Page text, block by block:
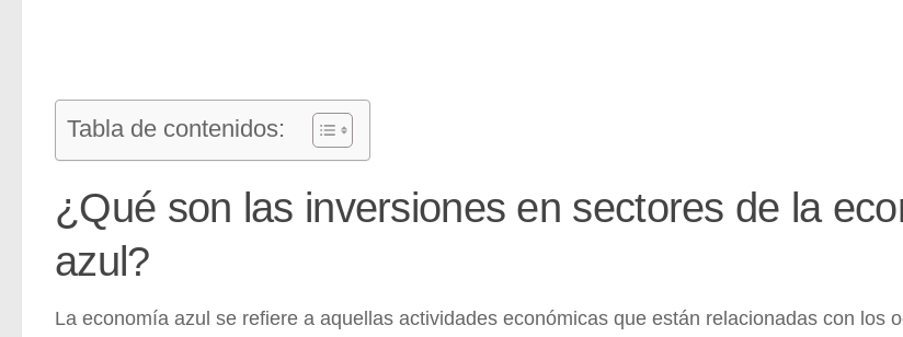
Tabla de contenidos:
¿Qué son las inversiones en sectores de la
azul?
La economía azul se refiere a aquellas actividades económicas que están relacionadas con los